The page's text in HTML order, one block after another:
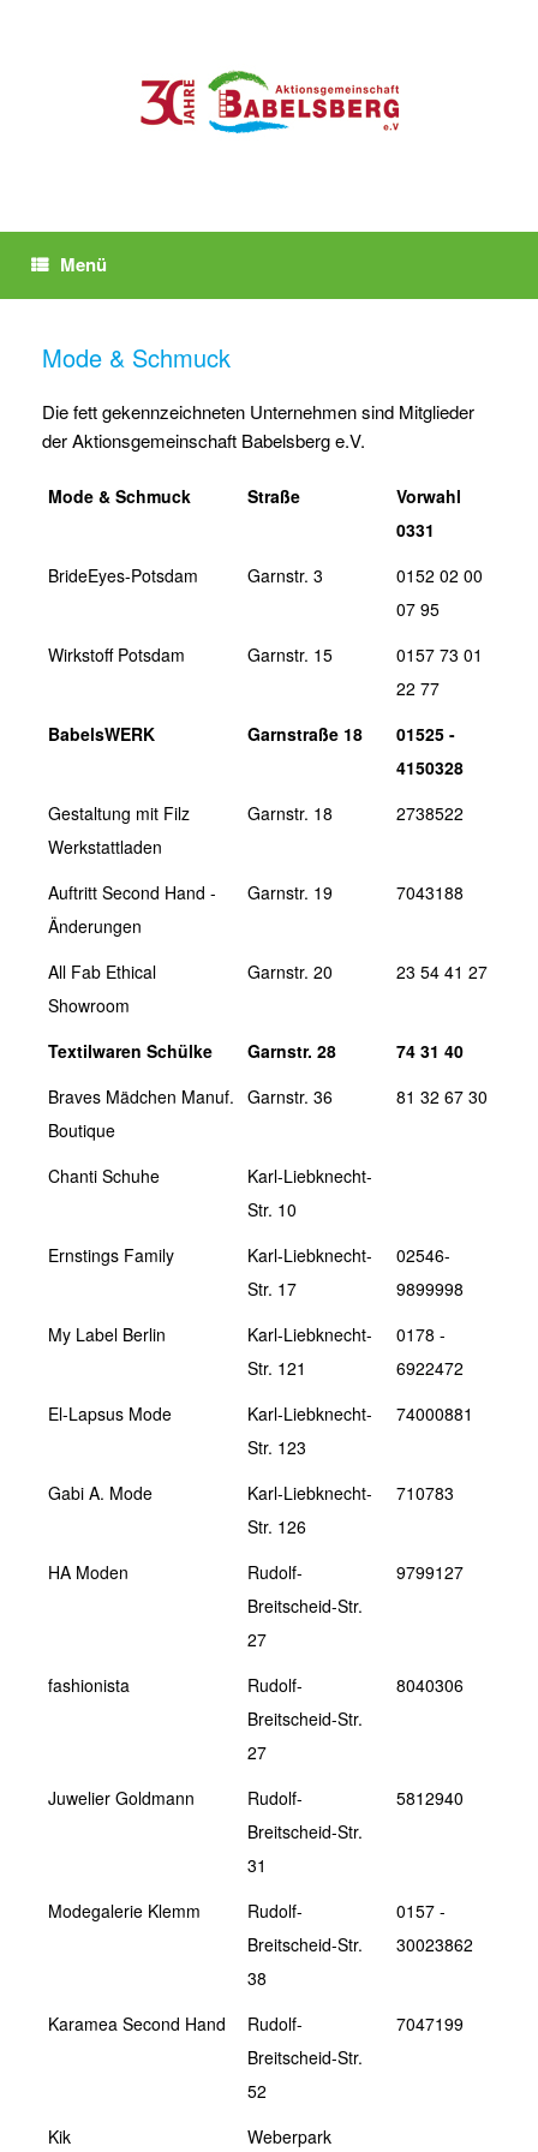
Menü
Mode & Schmuck
Die fett gekennzeichneten Unternehmen sind Mitglieder
der Aktionsgemeinschaft Babelsberg e.V.
Mode & Schmuck Straße
Vorwahl
0331
BrideEyes-Potsdam
Garnstr. 3
0152 02 00
07 95
Wirkstoff Potsdam
Garnstr. 15
0157 73 01
22 77
BabelsWERK
Garnstraße 18
01525 -
4150328
Gestaltung mit Filz
Werkstattladen
Garnstr. 18 2738522
Auftritt Second Hand -
Änderungen
Garnstr. 19 7043188
All Fab Ethical
Showroom
Garnstr. 20 23 54 41 27
Textilwaren Schülke Garnstr. 28
74 31 40
Braves Mädchen Manuf.
Boutique
Garnstr. 36 81 32 67 30
Chanti Schuhe
Karl-Liebknecht-
Str. 10
Ernstings Family
Karl-Liebknecht-
Str. 17
02546-
9899998
My Label Berlin
Karl-Liebknecht-
Str. 121
0178 -
6922472
El-Lapsus Mode
Karl-Liebknecht-
Str. 123
74000881
Gabi A. Mode
Karl-Liebknecht-
Str. 126
710783
HA Moden
Rudolf-
Breitscheid-Str.
27
9799127
fashionista
Rudolf-
Breitscheid-Str.
27
8040306
Juwelier Goldmann
Rudolf-
Breitscheid-Str.
31
5812940
Modegalerie Klemm
Rudolf-
Breitscheid-Str.
38
0157 -
30023862
Karamea Second Hand
Rudolf-
Breitscheid-Str.
52
7047199
Kik Weberpark